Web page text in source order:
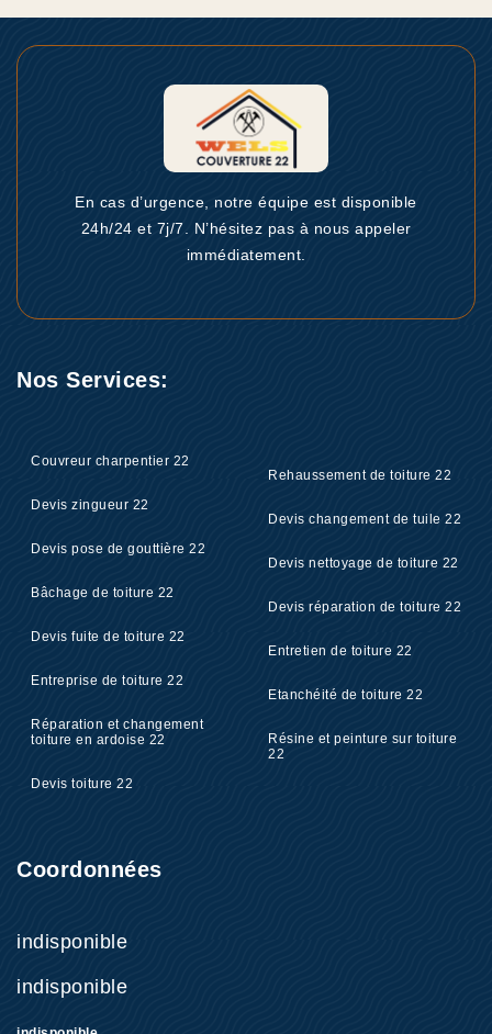
En cas d’urgence, notre équipe est disponible
24h/24 et 7j/7. N’hésitez pas à nous appeler
immédiatement.
Nos Services:
Couvreur charpentier 22
Devis zingueur 22
Devis pose de gouttière 22
Bâchage de toiture 22
Devis fuite de toiture 22
Entreprise de toiture 22
Réparation et changement
toiture en ardoise 22
Devis toiture 22
Rehaussement de toiture 22
Devis changement de tuile 22
Devis nettoyage de toiture 22
Devis réparation de toiture 22
Entretien de toiture 22
Etanchéité de toiture 22
Résine et peinture sur toiture
22
Coordonnées
indisponible
indisponible